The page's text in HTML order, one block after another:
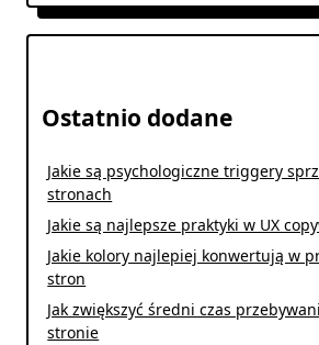
Ostatnio dodane
Jakie są psychologiczne triggery
stronach
Jakie są najlepsze praktyki w UX
Jakie kolory najlepiej konwertują w
stron
Jak zwiększyć średni czas
stronie